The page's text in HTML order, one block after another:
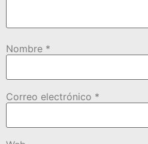
Nombre *
Correo electrónico *